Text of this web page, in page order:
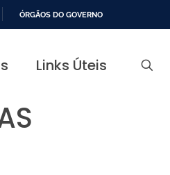
ÓRGÃOS DO GOVERNO
Links Úteis